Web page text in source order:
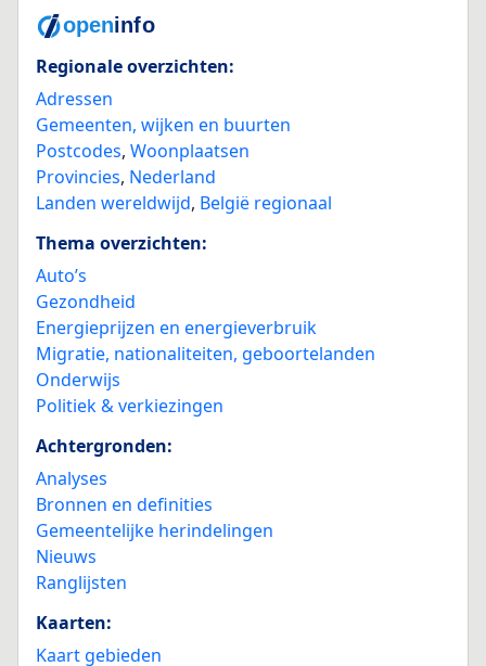
Regionale overzichten:
Adressen
Gemeenten, wijken en buurten
Postcodes, Woonplaatsen
Provincies, Nederland
Landen wereldwijd, België regionaal
Thema overzichten:
Auto’s
Gezondheid
Energieprijzen en energieverbruik
Migratie, nationaliteiten, geboortelanden
Onderwijs
Politiek & verkiezingen
Achtergronden:
Analyses
Bronnen en definities
Gemeentelijke herindelingen
Nieuws
Ranglijsten
Kaarten:
Kaart gebieden